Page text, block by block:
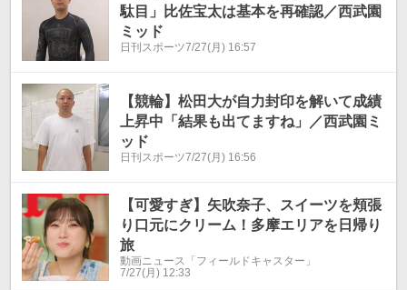
駄目」比佐宝太は基本を再確認／西武園
ミッド
日刊スポーツ7/27(月) 16:57
【競輪】松田大が自力封印を解いて成績
上昇中「結果も出てますね」／西武園ミ
ッド
日刊スポーツ7/27(月) 16:56
【可愛すぎ】矢吹奈子、スイーツを頬張
り口元にクリーム！多摩エリアを日帰り
旅
動画ニュース「フィールドキャスター」
7/27(月) 12:33